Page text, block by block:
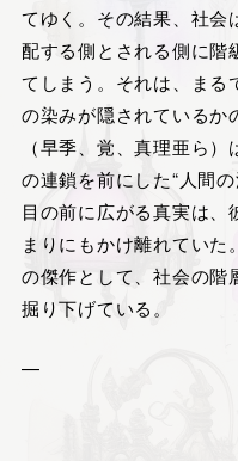
てゆく。その結果、社会
配する側とされる側に階
てしまう。それは、まる
の染みが隠されているか
（早季、覚、真理亜ら
の連鎖を前にした“人間
目の前に広がる真実は
まりにもかけ離れてい
の傑作として、社会の階
掘り下げている。
—